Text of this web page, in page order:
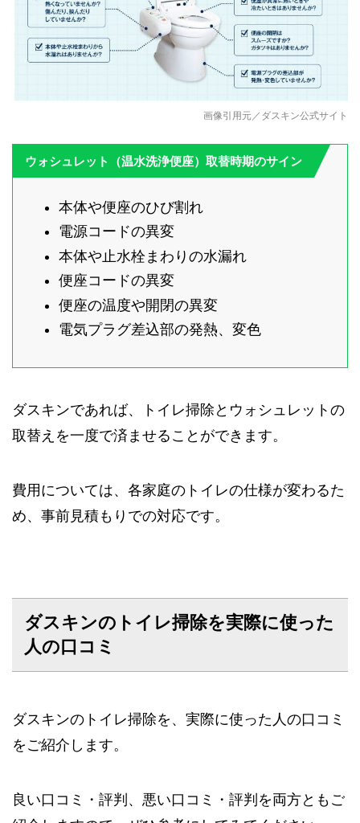
画像引用元／ダスキン公式サイト
ウォシュレット（温水洗浄便座）取替時期のサイン
本体や便座のひび割れ
電源コードの異変
本体や止水栓まわりの水漏れ
便座コードの異変
便座の温度や開閉の異変
電気プラグ差込部の発熱、変色
ダスキンであれば、トイレ掃除とウォシュレットの
取替えを一度で済ませることができます。
費用については、各家庭のトイレの仕様が変わるた
め、事前見積もりでの対応です。
ダスキンのトイレ掃除を実際に使った
人の口コミ
ダスキンのトイレ掃除を、実際に使った人の口コミ
をご紹介します。
良い口コミ・評判、悪い口コミ・評判を両方ともご